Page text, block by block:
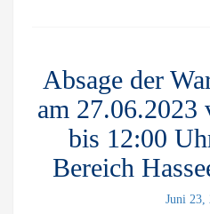
Absage der
am
bis 12:00
Bereich
Juni 23,